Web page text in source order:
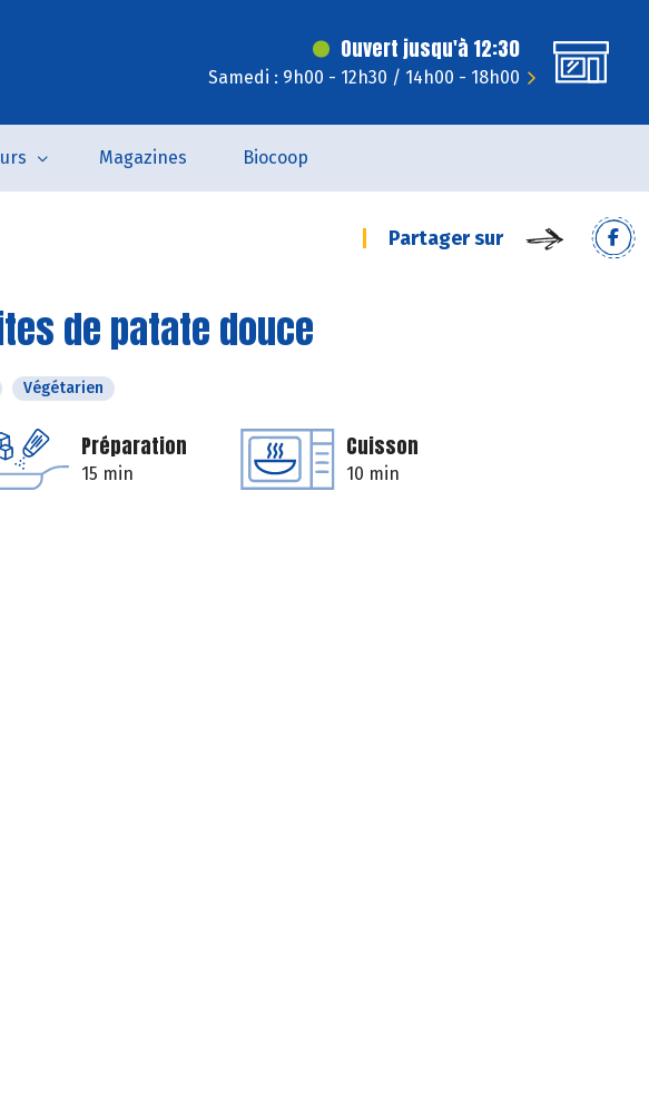
Ouvert jusqu'à 12:30
Samedi : 9h00 - 12h30 / 14h00 - 18h00
Magazines Biocoop
Partager sur
de patate douce
Végétarien
Préparation
15 min
Cuisson
10 min